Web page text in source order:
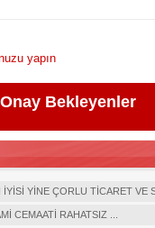
yapın
Onay Bekleyenler
İYİSİ YİNE ÇORLU TİCARET VE
CEMAATİ RAHATSIZ ...